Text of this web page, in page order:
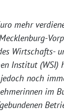
mehr
Wirtschafts-
Institut (WSI)
noch
im